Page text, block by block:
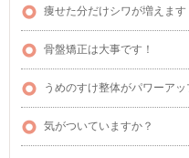
痩せた分だけシワが増えます
骨盤矯正は大事です！
うめのすけ整体がパワーア
気がついていますか？